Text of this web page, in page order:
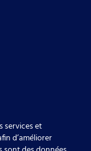
services et
d’améliorer